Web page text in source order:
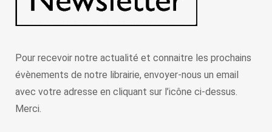
Pour recevoir notre actualité et connaitre les prochains
évènements de notre librairie, envoyer-nous un email
avec votre adresse en cliquant sur l’icône ci-dessus.
Merci.